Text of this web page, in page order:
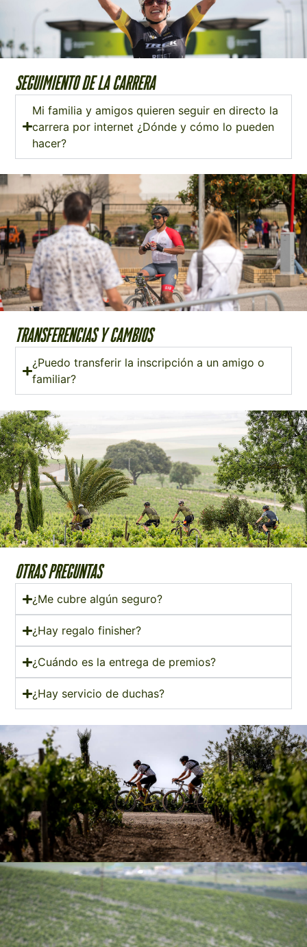
SEGUIMIENTO DE LA CARRERA
Mi familia y amigos quieren seguir en directo la
carrera por internet ¿Dónde y cómo lo pueden
hacer?
TRANSFERENCIAS Y CAMBIOS
¿Puedo transferir la inscripción a un amigo o
familiar?
OTRAS PREGUNTAS
​¿Me cubre algún seguro?
¿Hay regalo finisher?
¿Cuándo es la entrega de premios?
¿Hay servicio de duchas?